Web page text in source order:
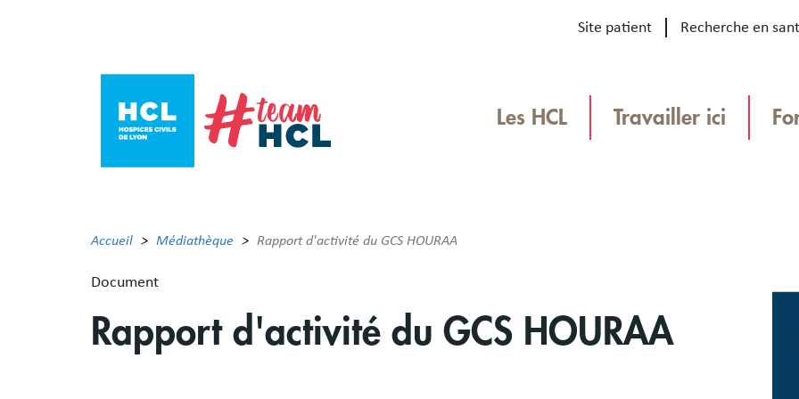
Site patient Recherche en
Les HCL Travailler ici
Accueil Médiathèque Rapport d'activité du GCS HOURAA
Document
Rapport d'activité du GCS HOURAA